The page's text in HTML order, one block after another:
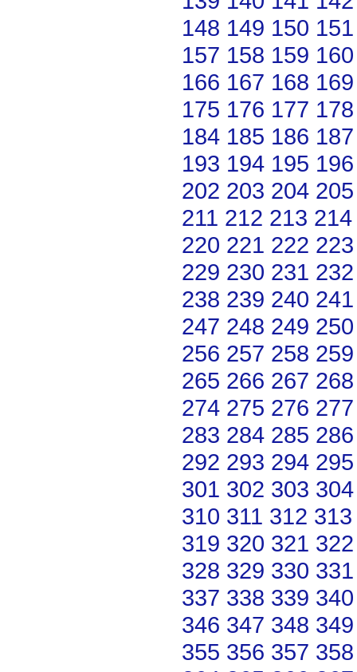
148 149 150 151
157 158 159 160
166 167 168 169
175 176 177 178
184 185 186 187
193 194 195 196
202 203 204 205
211 212 213 214
220 221 222 223
229 230 231 232
238 239 240 241
247 248 249 250
256 257 258 259
265 266 267 268
274 275 276 277
283 284 285 286
292 293 294 295
301 302 303 304
310 311 312 313
319 320 321 322
328 329 330 331
337 338 339 340
346 347 348 349
355 356 357 358